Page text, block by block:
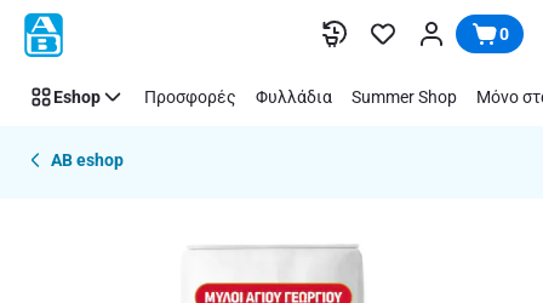
Παράλειψη 0
Eshop Προσφορές Φυλλάδια Summer Shop Μόνο
AB eshop